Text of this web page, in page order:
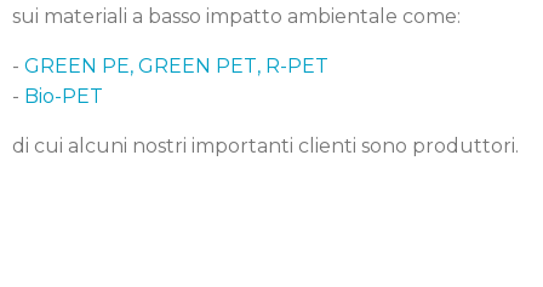
sui materiali a basso impatto ambientale come:
- GREEN PE, GREEN PET, R-PET
- Bio-PET
di cui alcuni nostri importanti clienti sono produttori.